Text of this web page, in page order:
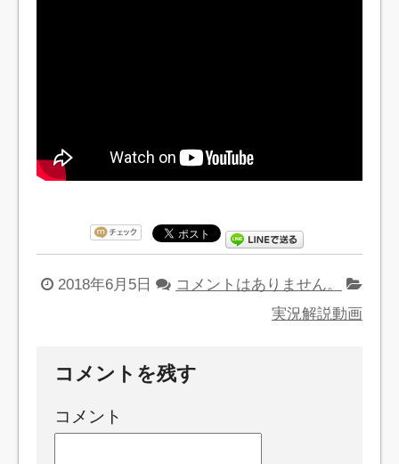
2018年6月5日
コメントはありません。
実況解説動画
コメントを残す
コメント